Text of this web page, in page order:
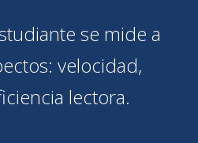
se mide a
velocidad,
lectora.